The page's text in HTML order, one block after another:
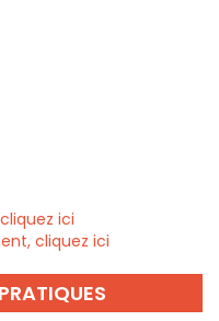
ici
cliquez ici